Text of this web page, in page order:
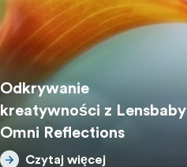
Odkrywanie
kreatywności z Lensbaby
Omni Reflections
Czytaj więcej